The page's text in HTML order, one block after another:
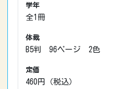
学年
全1冊
体裁
B5判 96ページ 2色
定価
460円（税込）